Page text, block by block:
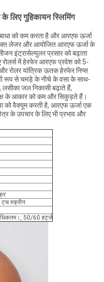
लिए गुहिकायन स्लिमिंग
को कम करता है और आरएफ ऊर्जा
लेजर और आयोजित आरएफ ऊर्जा के
इंट्रासेल्युलर प्रसार को बढ़ाता
में हेरफेर आरएफ प्रवेश को 5-
रोलर यांत्रिक ऊतक हेरफेर निप्स
रूप से चमड़े के नीचे के वसा के साथ-
लसीका जल निकासी बढ़ाते हैं,
के आकार को कम और सिकुड़ते हैं।
को वैक्यूम करती है, आरएफ ऊर्जा एक
के उपचार के लिए भी प्रभाव और
स्क्रीन
50/60 हर्ट्ज